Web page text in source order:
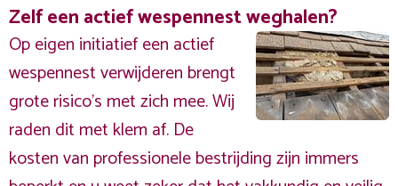
Zelf een actief wespennest weghalen?
Op eigen initiatief een actief
wespennest verwijderen brengt
grote risico’s met zich mee. Wij
raden dit met klem af. De
kosten van professionele bestrijding zijn immers